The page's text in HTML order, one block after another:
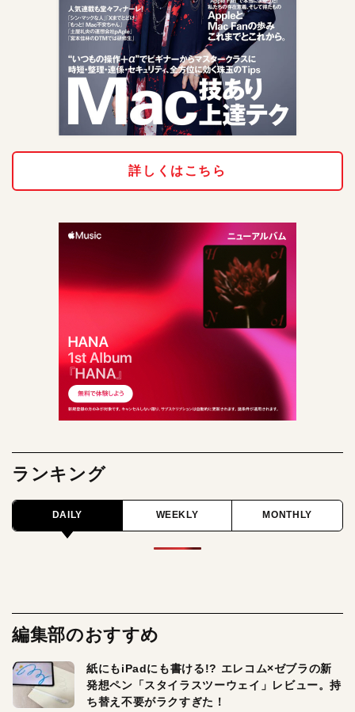
詳しくはこちら
ランキング
DAILY WEEKLY MONTHLY
編集部のおすすめ
紙にもiPadにも書ける!? エレコム×ゼブラの新
発想ペン「スタイラスツーウェイ」レビュー。持
ち替え不要がラクすぎた！